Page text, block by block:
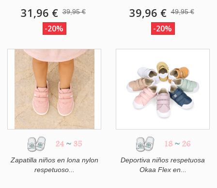
31,96 € 39,95 €
-20%
39,96 € 49,95 €
-20%
24 ~ 35
Zapatilla niños en lona nylon
respetuoso...
18 ~ 26
Deportiva niños respetuosa
Okaa Flex en...